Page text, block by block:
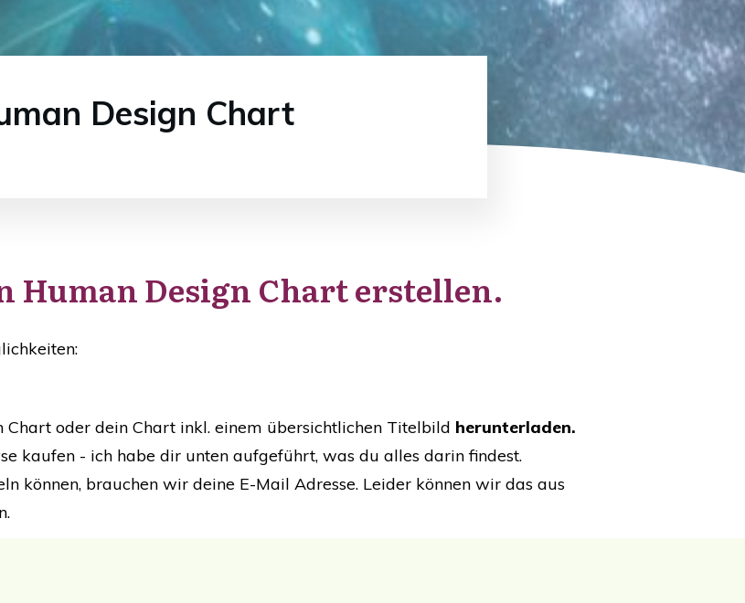
Design Chart
Human Design Chart erstellen.
Chart oder dein Chart inkl. einem übersichtlichen Titelbild herunterladen.
kaufen - ich habe dir unten aufgeführt, was du alles darin findest.
können, brauchen wir deine E-Mail Adresse. Leider können wir das aus